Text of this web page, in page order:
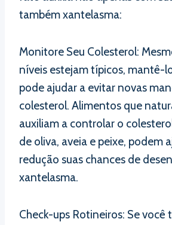
também xantelasma:
Monitore Seu Colesterol:
níveis estejam típicos, mantê-
pode ajudar a evitar novas
colesterol. Alimentos que
auxiliam a controlar o
de oliva, aveia e peixe, podem
redução suas chances de
xantelasma.
Check-ups Rotineiros: Se você